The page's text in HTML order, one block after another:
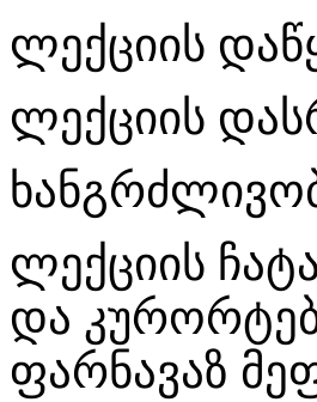
ლექციის
ლექციის
ლექციის
და
ფარნავაზ